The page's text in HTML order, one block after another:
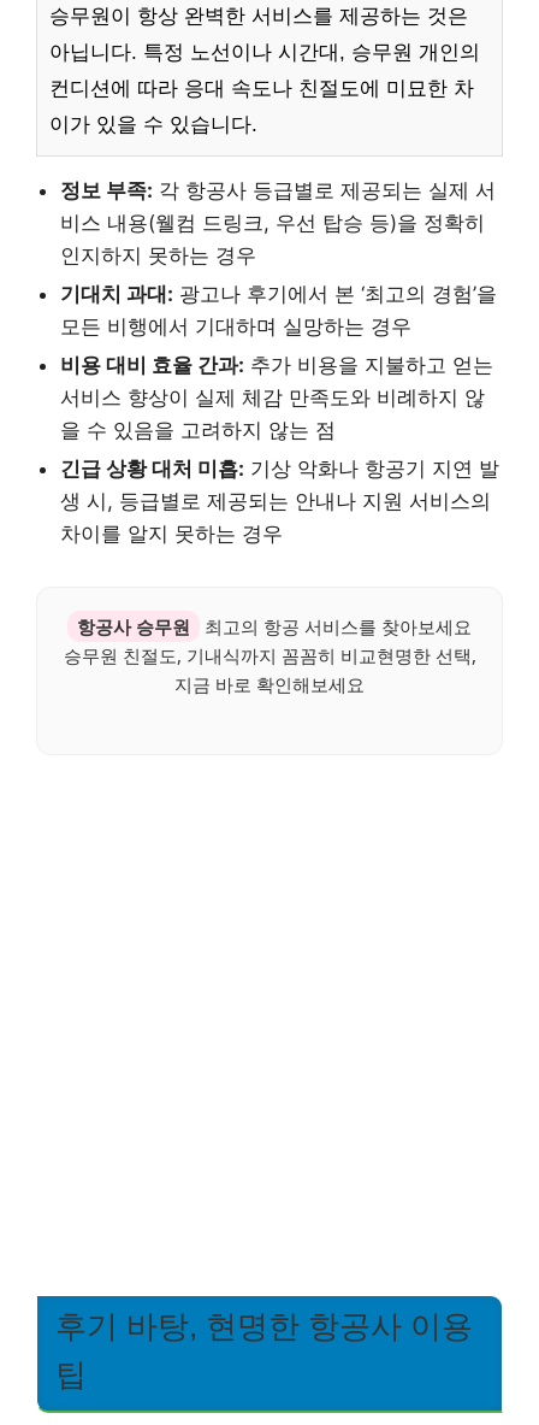
승무원이 항상 완벽한 서비스를 제공하는 것은
아닙니다. 특정 노선이나 시간대, 승무원 개인의
컨디션에 따라 응대 속도나 친절도에 미묘한 차
이가 있을 수 있습니다.
정보 부족: 각 항공사 등급별로 제공되는 실제 서
비스 내용(웰컴 드링크, 우선 탑승 등)을 정확히
인지하지 못하는 경우
기대치 과대: 광고나 후기에서 본 ‘최고의 경험’을
모든 비행에서 기대하며 실망하는 경우
비용 대비 효율 간과: 추가 비용을 지불하고 얻는
서비스 향상이 실제 체감 만족도와 비례하지 않
을 수 있음을 고려하지 않는 점
긴급 상황 대처 미흡: 기상 악화나 항공기 지연 발
생 시, 등급별로 제공되는 안내나 지원 서비스의
차이를 알지 못하는 경우
항공사 승무원
최고의 항공 서비스를 찾아보세요
승무원 친절도, 기내식까지 꼼꼼히 비교현명한 선택,
지금 바로 확인해보세요
후기 바탕, 현명한 항공사 이용
팁